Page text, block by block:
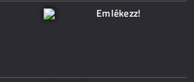
Emlékezz!